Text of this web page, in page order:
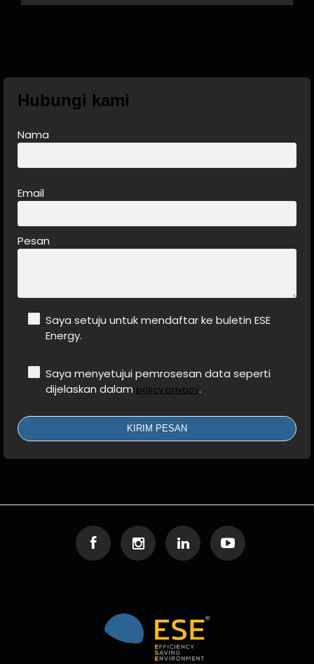
Hubungi kami
Nama
Email
Pesan
Saya setuju untuk mendaftar ke buletin ESE
Energy.
Saya menyetujui pemrosesan data seperti
dijelaskan dalam policy privacy.